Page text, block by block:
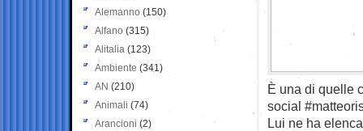
È una di quelle
social
Lui ne ha
Alemanno (150)
Alfano (315)
Alitalia (123)
Ambiente (341)
AN (210)
Animali (74)
Arancioni (2)